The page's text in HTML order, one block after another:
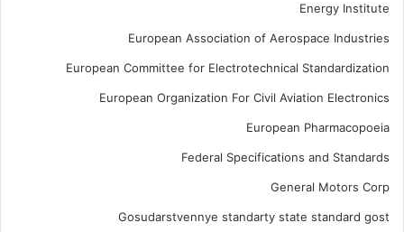
Energy Institute
European Association of Aerospace Industries
European Committee for Electrotechnical Standardization
European Organization For Civil Aviation Electronics
European Pharmacopoeia
Federal Specifications and Standards
General Motors Corp
Gosudarstvennye standarty state standard gost